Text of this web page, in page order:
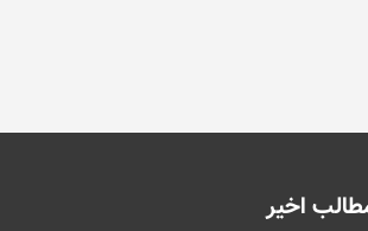
اخیر